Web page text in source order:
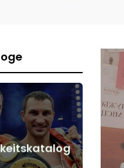
anzeigen